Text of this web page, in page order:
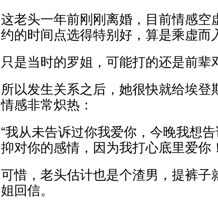
这老头一年前刚刚离婚，目前情感空
约的时间点选得特别好，算是乘虚而
只是当时的罗姐，可能打的还是前辈
所以发生关系之后，她很快就给埃登
情感非常炽热：
“我从未告诉过你我爱你，今晚我想
抑对你的感情，因为我打心底里爱你
可惜，老头估计也是个渣男，提裤子
姐回信。